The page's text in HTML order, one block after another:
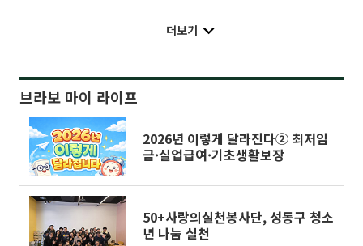
더보기
브라보 마이 라이프
2026년 이렇게 달라진다② 최저임
금·실업급여·기초생활보장
50+사랑의실천봉사단, 성동구 청소
년 나눔 실천